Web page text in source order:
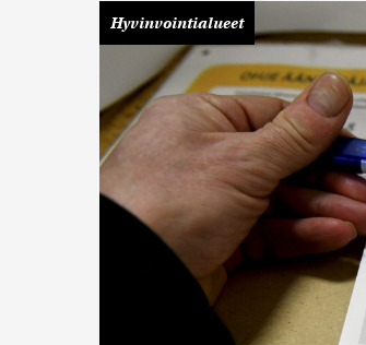
Hyvinvointialueet